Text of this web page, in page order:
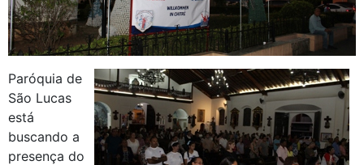
Paróquia de
São Lucas
está
buscando a
presença do